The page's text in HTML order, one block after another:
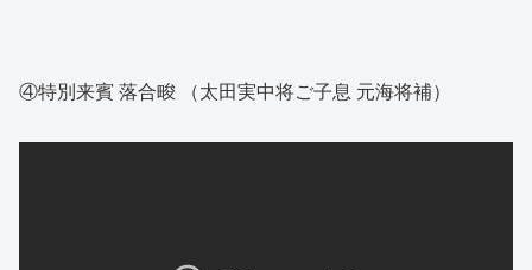
④特別来賓 落合畯 （太田実中将ご子息 元海将補）